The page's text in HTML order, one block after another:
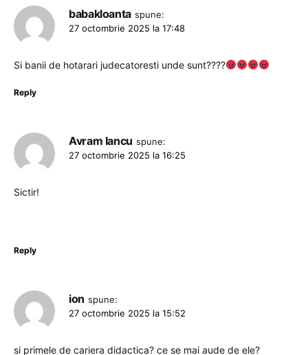
babakloanta spune:
27 octombrie 2025 la 17:48
Si banii de hotarari judecatoresti unde sunt????
Reply
Avram Iancu spune:
27 octombrie 2025 la 16:25
Sictir!
Reply
ion spune:
27 octombrie 2025 la 15:52
si primele de cariera didactica? ce se mai aude de ele?